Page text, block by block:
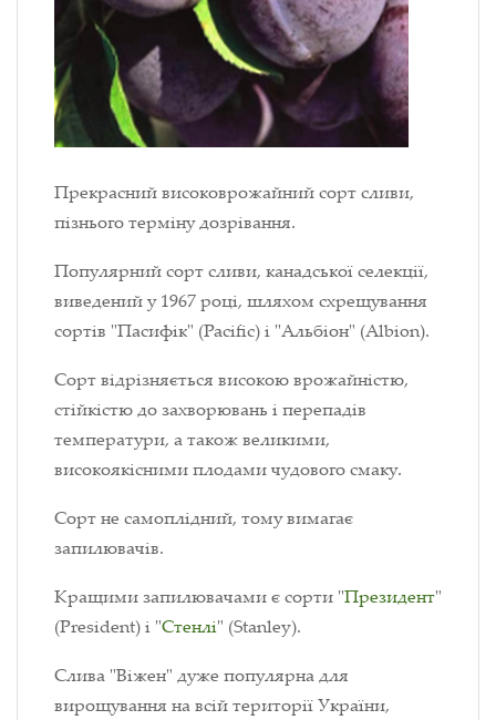
Прекрасний високоврожайний сорт сливи,
пізнього терміну дозрівання.
Популярний сорт сливи, канадської селекції,
виведений у 1967 році, шляхом схрещування
сортів "Пасифік" (Pacific) і "Альбіон" (Albion).
Сорт відрізняється високою врожайністю,
стійкістю до захворювань і перепадів
температури, а також великими,
високоякісними плодами чудового смаку.
Сорт не самоплідний, тому вимагає
запилювачів.
Кращими запилювачами є сорти "Президент"
(President) і "Стенлі" (Stanley).
Слива "Віжен" дуже популярна для
вирощування на всій території України,